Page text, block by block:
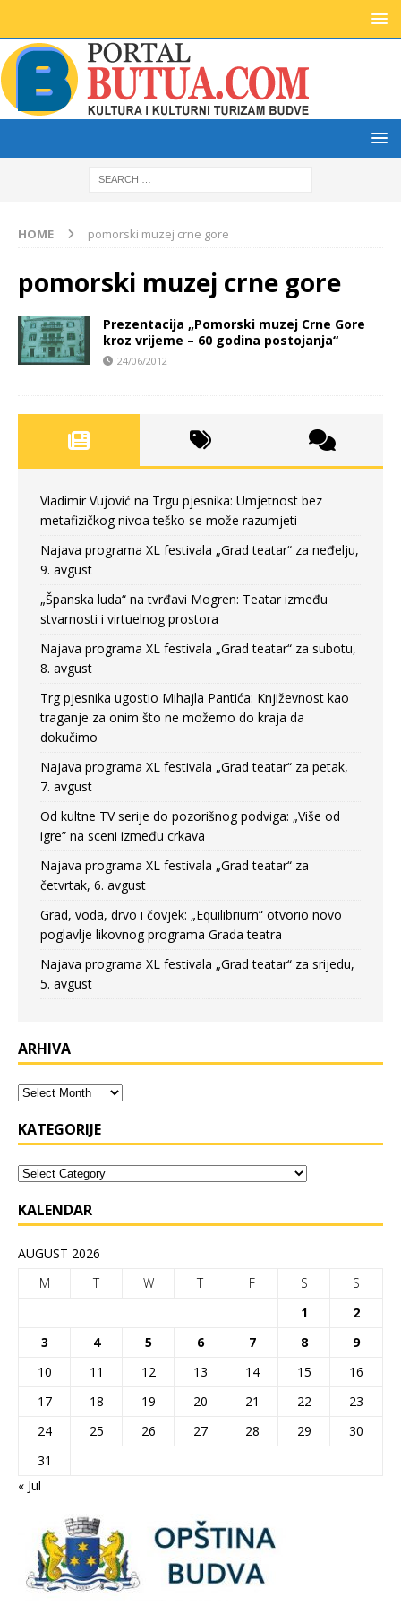
HOME pomorski muzej crne gore
pomorski muzej crne gore
Prezentacija „Pomorski muzej Crne Gore
kroz vrijeme – 60 godina postojanja“
24/06/2012
Vladimir Vujović na Trgu pjesnika: Umjetnost bez
metafizičkog nivoa teško se može razumjeti
Najava programa XL festivala „Grad teatar“ za neđelju,
9. avgust
„Španska luda“ na tvrđavi Mogren: Teatar između
stvarnosti i virtuelnog prostora
Najava programa XL festivala „Grad teatar“ za subotu,
8. avgust
Trg pjesnika ugostio Mihajla Pantića: Književnost kao
traganje za onim što ne možemo do kraja da
dokučimo
Najava programa XL festivala „Grad teatar“ za petak,
7. avgust
Od kultne TV serije do pozorišnog podviga: „Više od
igre” na sceni između crkava
Najava programa XL festivala „Grad teatar“ za
četvrtak, 6. avgust
Grad, voda, drvo i čovjek: „Equilibrium“ otvorio novo
poglavlje likovnog programa Grada teatra
Najava programa XL festivala „Grad teatar“ za srijedu,
5. avgust
ARHIVA
KATEGORIJE
KALENDAR
AUGUST 2026
M
T W T F S
S
1
2
3
4 5 6 7 8
9
10
11 12 13 14 15
16
17
18 19 20 21 22
23
24
25 26 27 28 29
30
31
« Jul